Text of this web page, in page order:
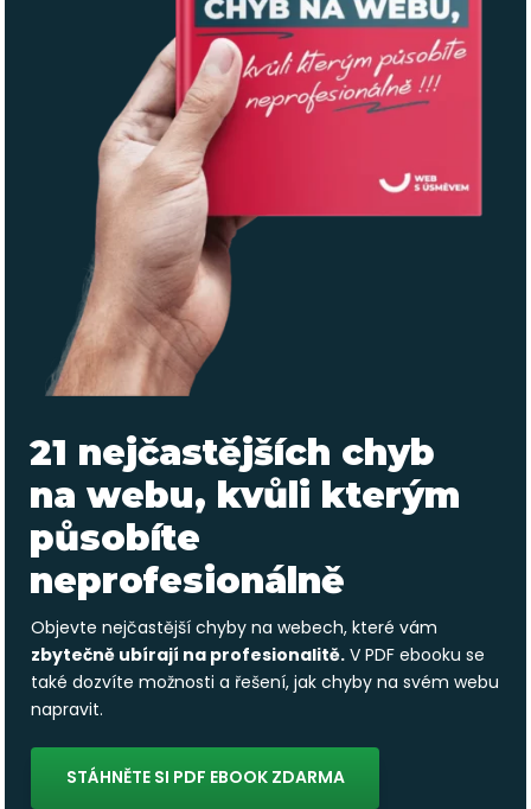
21 nejčastějších chyb
na webu, kvůli kterým
působíte
neprofesionálně
Objevte nejčastější chyby na webech, které vám
zbytečně ubírají na profesionalitě. V PDF ebooku se
také dozvíte možnosti a řešení, jak chyby na svém webu
napravit.
STÁHNĚTE SI PDF EBOOK ZDARMA